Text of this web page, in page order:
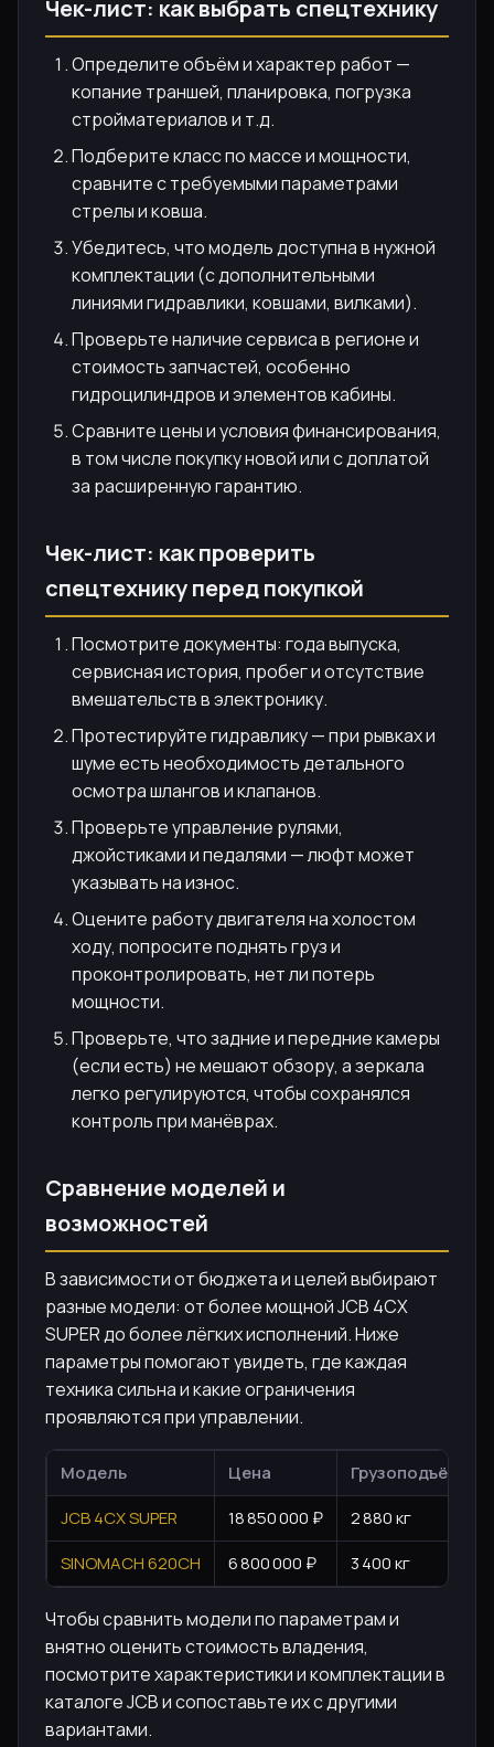
Чек-лист: как выбрать спецтехнику
Определите объём и характер работ —
копание траншей, планировка, погрузка
стройматериалов и т.д.
Подберите класс по массе и мощности,
сравните с требуемыми параметрами
стрелы и ковша.
Убедитесь, что модель доступна в нужной
комплектации (с дополнительными
линиями гидравлики, ковшами, вилками).
Проверьте наличие сервиса в регионе и
стоимость запчастей, особенно
гидроцилиндров и элементов кабины.
Сравните цены и условия финансирования,
в том числе покупку новой или с доплатой
за расширенную гарантию.
Чек-лист: как проверить
спецтехнику перед покупкой
Посмотрите документы: года выпуска,
сервисная история, пробег и отсутствие
вмешательств в электронику.
Протестируйте гидравлику — при рывках и
шуме есть необходимость детального
осмотра шлангов и клапанов.
Проверьте управление рулями,
джойстиками и педалями — люфт может
указывать на износ.
Оцените работу двигателя на холостом
ходу, попросите поднять груз и
проконтролировать, нет ли потерь
мощности.
Проверьте, что задние и передние камеры
(если есть) не мешают обзору, а зеркала
легко регулируются, чтобы сохранялся
контроль при манёврах.
Сравнение моделей и
возможностей
В зависимости от бюджета и целей выбирают
разные модели: от более мощной JCB 4CX
SUPER до более лёгких исполнений. Ниже
параметры помогают увидеть, где каждая
техника сильна и какие ограничения
проявляются при управлении.
Модель Цена
JCB 4CX SUPER
18 850 000 ₽
2 880 кг
SINOMACH 620CH
6 800 000 ₽ 3 400 кг
Чтобы сравнить модели по параметрам и
внятно оценить стоимость владения,
посмотрите характеристики и комплектации в
каталоге JCB и сопоставьте их с другими
вариантами.